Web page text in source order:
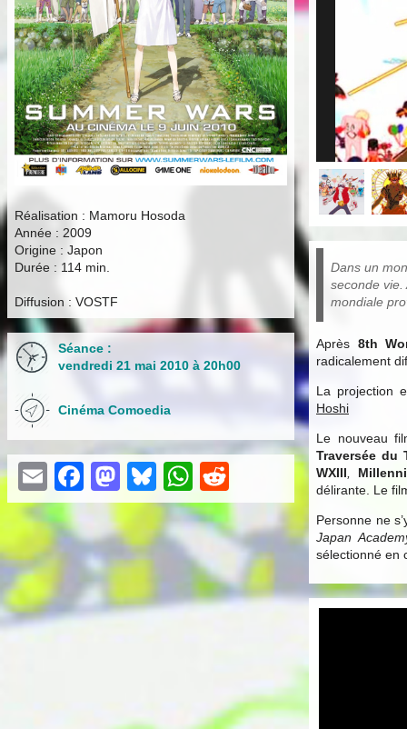
Réalisation : Mamoru Hosoda
Année : 2009
Origine : Japon
Durée : 114 min.
Diffusion : VOSTF
Séance :
vendredi 21 mai 2010 à 20h00
Cinéma Comoedia
EmailFacebook
Mastodon
BlueskyWhatsApp
Reddit
Dans un
seconde
mondiale
Après 8th
radicalement
La projection
Hoshi
Le nouveau
Traversée du
WXIII
délirante. Le
Personne ne
Japan
sélectionné en